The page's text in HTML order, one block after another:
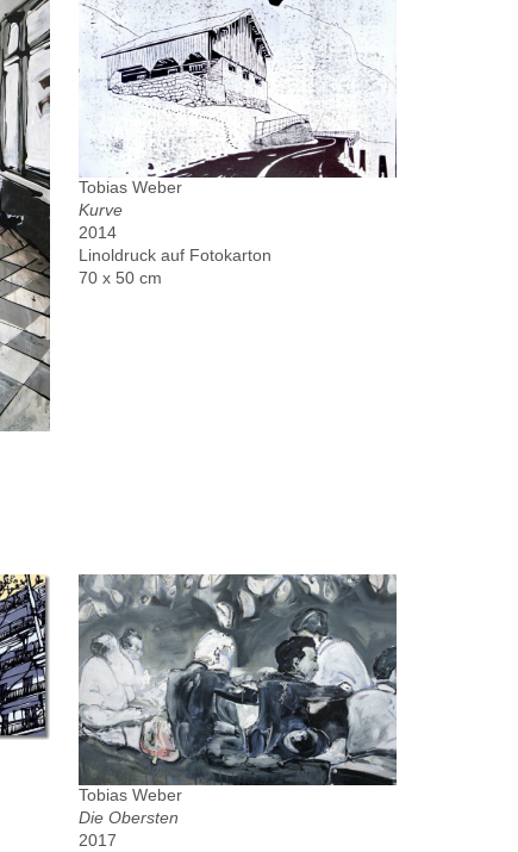
Tobias Weber
Kurve
2014
Linoldruck auf Fotokarton
70 x 50 cm
Tobias Weber
Die Obersten
2017